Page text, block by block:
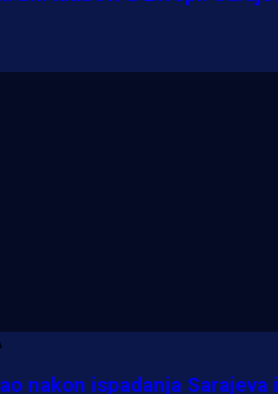
nakon ispadanja Sarajeva